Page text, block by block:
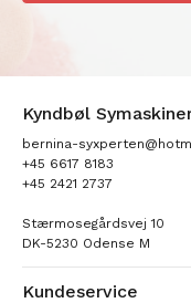
Kyndbøl
bernina-
+45 6617 8183
+45 2421 2737
Stærmosegårdsvej 10
DK-5230 Odense M
Kundeservice